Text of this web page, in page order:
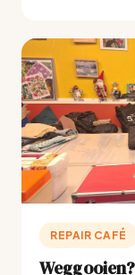
REPAIR CAFÉ